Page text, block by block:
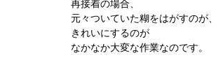
再接着の場合、
元々ついていた糊をはがすのが、
きれいにするのが
なかなか大変な作業なのです。